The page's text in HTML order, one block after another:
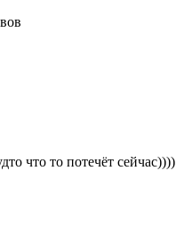
что то потечёт сейчас))))